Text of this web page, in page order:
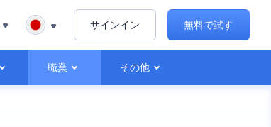
職業 その他
サインイン 無料で試す